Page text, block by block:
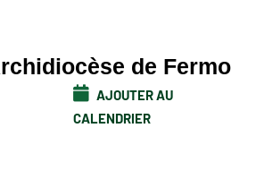
de Fermo
AJOUTER AU
CALENDRIER